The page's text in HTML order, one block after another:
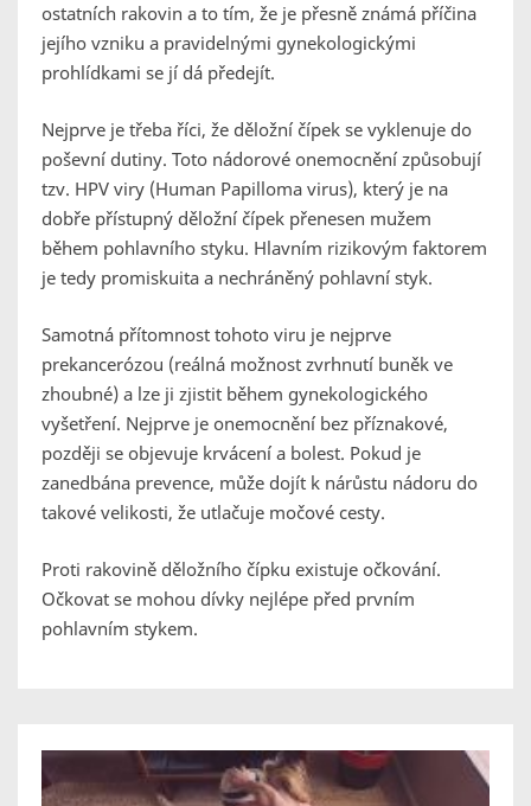
ostatních rakovin a to tím, že je přesně známá příčina
jejího vzniku a pravidelnými gynekologickými
prohlídkami se jí dá předejít.
Nejprve je třeba říci, že děložní čípek se vyklenuje do
poševní dutiny. Toto nádorové onemocnění způsobují
tzv. HPV viry (Human Papilloma virus), který je na
dobře přístupný děložní čípek přenesen mužem
během pohlavního styku. Hlavním rizikovým faktorem
je tedy promiskuita a nechráněný pohlavní styk.
Samotná přítomnost tohoto viru je nejprve
prekancerózou (reálná možnost zvrhnutí buněk ve
zhoubné) a lze ji zjistit během gynekologického
vyšetření. Nejprve je onemocnění bez příznakové,
později se objevuje krvácení a bolest. Pokud je
zanedbána prevence, může dojít k nárůstu nádoru do
takové velikosti, že utlačuje močové cesty.
Proti rakovině děložního čípku existuje očkování.
Očkovat se mohou dívky nejlépe před prvním
pohlavním stykem.